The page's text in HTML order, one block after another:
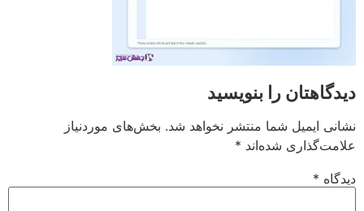
دیدگاهتان را بنویسید
نشانی ایمیل شما منتشر نخواهد شد. بخش‌های موردنیاز
علامت‌گذاری شده‌اند *
دیدگاه *